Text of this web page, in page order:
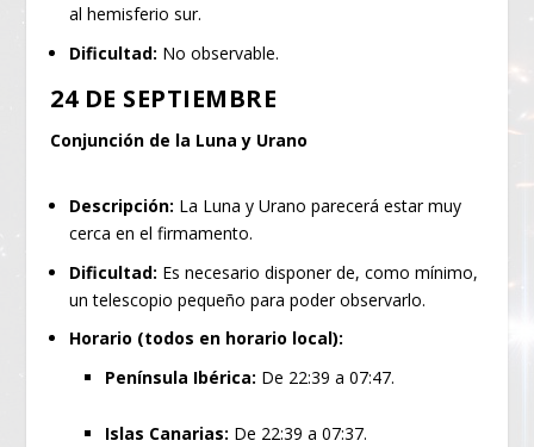
al hemisferio sur.
Dificultad: No observable.
24 DE SEPTIEMBRE
Conjunción de la Luna y Urano
Descripción: La Luna y Urano parecerá estar muy
cerca en el firmamento.
Dificultad: Es necesario disponer de, como mínimo,
un telescopio pequeño para poder observarlo.
Horario (todos en horario local):
Península Ibérica: De 22:39 a 07:47.
Islas Canarias: De 22:39 a 07:37.